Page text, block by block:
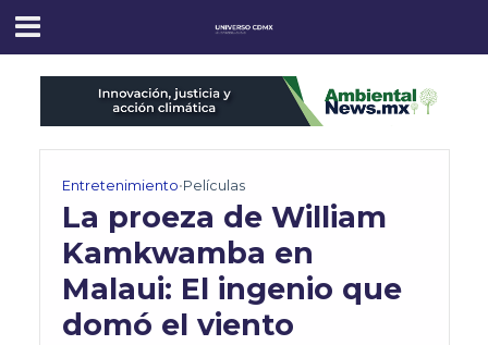
Entretenimiento•Películas
La proeza de William
Kamkwamba en
Malaui: El ingenio que
domó el viento